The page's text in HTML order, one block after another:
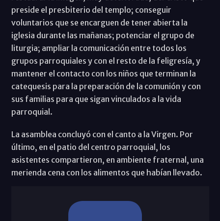
preside el presbiterio del templo; conseguir
voluntarios que se encarguen de tener abierta la
iglesia durante las mañanas; potenciar el grupo de
liturgia; ampliar la comunicación entre todos los
grupos parroquiales y con el resto de la feligresía, y
mantener el contacto con los niños que terminan la
catequesis para la preparación de la comunión y con
sus familias para que sigan vinculados a la vida
parroquial.
La asamblea concluyó con el canto a la Virgen. Por
último, en el patio del centro parroquial, los
asistentes compartieron, en ambiente fraternal, una
merienda cena con los alimentos que habían llevado.